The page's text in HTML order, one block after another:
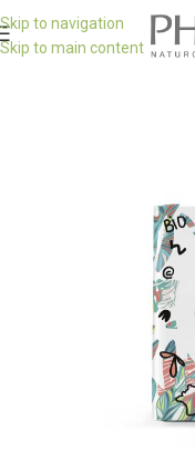
Skip to navigation
Skip to main content